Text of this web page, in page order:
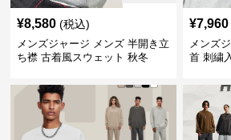
¥8,580 (税込)
メンズジャージ メンズ 半開き立
ち襟 古着風スウェット 秋冬
¥7,960
メンズ
首 刺繍